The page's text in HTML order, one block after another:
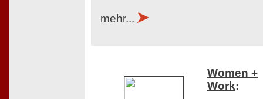
mehr...
Women +
Work: